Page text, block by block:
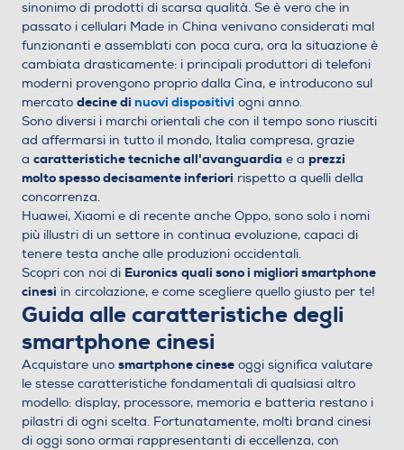
sinonimo di prodotti di scarsa qualità. Se è vero che in
passato i cellulari Made in China venivano considerati mal
funzionanti e assemblati con poca cura, ora la situazione è
cambiata drasticamente: i principali produttori di telefoni
moderni provengono proprio dalla Cina, e introducono sul
mercatodecine dinuovi dispositivi ogni anno.
Sono diversi i marchi orientali che con il tempo sono riusciti
ad affermarsi in tutto il mondo, Italia compresa, grazie
acaratteristiche tecniche all'avanguardia e aprezzi
molto spesso decisamente inferiori rispetto a quelli della
concorrenza.
Huawei, Xiaomi e di recente anche Oppo, sono solo i nomi
più illustri di un settore in continua evoluzione, capaci di
tenere testa anche alle produzioni occidentali.
Scopri con noi di Euronics quali sono i migliori smartphone
cinesi in circolazione, e come scegliere quello giusto per te!
Guida alle caratteristiche degli
smartphone cinesi
Acquistare unosmartphone cinese oggi significa valutare
le stesse caratteristiche fondamentali di qualsiasi altro
modello: display, processore, memoria e batteria restano i
pilastri di ogni scelta. Fortunatamente, molti brand cinesi
di oggi sono ormai rappresentanti di eccellenza, con